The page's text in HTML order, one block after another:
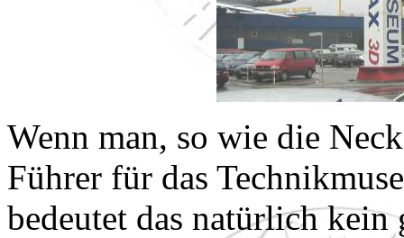
Wenn man, so wie die
Führer für das
bedeutet das natürlich